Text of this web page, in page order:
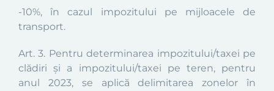
-10%, în cazul impozitului pe mijloacele de
transport.
Art. 3. Pentru determinarea impozitului/taxei pe
clădiri şi a impozitului/taxei pe teren, pentru
anul 2023, se aplică delimitarea zonelor în